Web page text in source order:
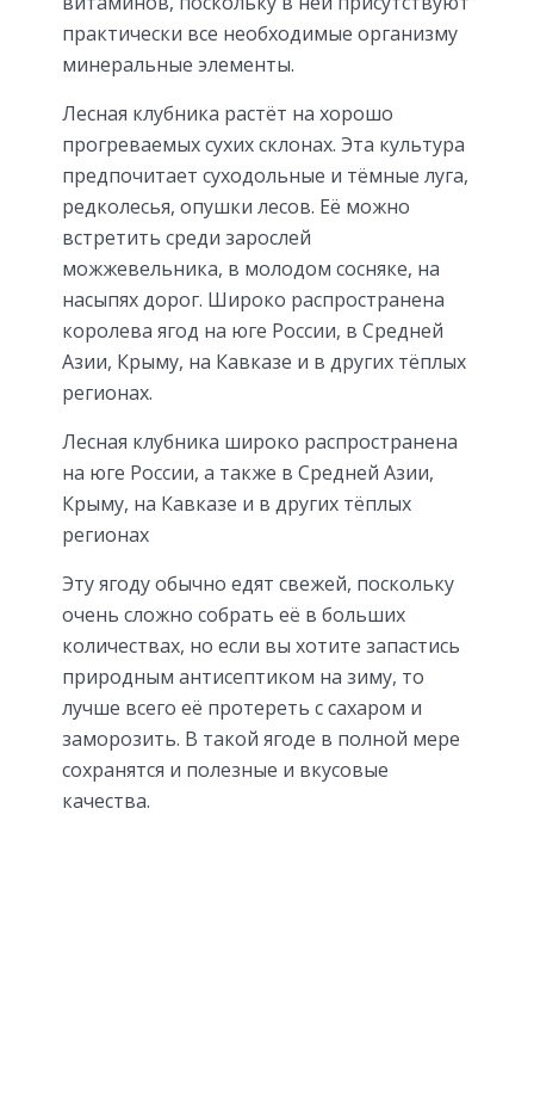
практически все необходимые организму
минеральные элементы.
Лесная клубника растёт на хорошо
прогреваемых сухих склонах. Эта культура
предпочитает суходольные и тёмные луга,
редколесья, опушки лесов. Её можно
встретить среди зарослей
можжевельника, в молодом сосняке, на
насыпях дорог. Широко распространена
королева ягод на юге России, в Средней
Азии, Крыму, на Кавказе и в других тёплых
регионах.
Лесная клубника широко распространена
на юге России, а также в Средней Азии,
Крыму, на Кавказе и в других тёплых
регионах
Эту ягоду обычно едят свежей, поскольку
очень сложно собрать её в больших
количествах, но если вы хотите запастись
природным антисептиком на зиму, то
лучше всего её протереть с сахаром и
заморозить. В такой ягоде в полной мере
сохранятся и полезные и вкусовые
качества.